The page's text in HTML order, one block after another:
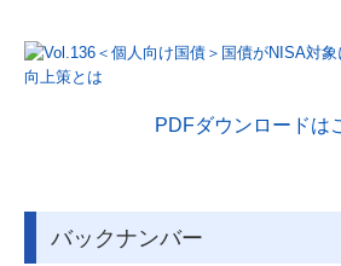
PDFダウンロードは
バックナンバー